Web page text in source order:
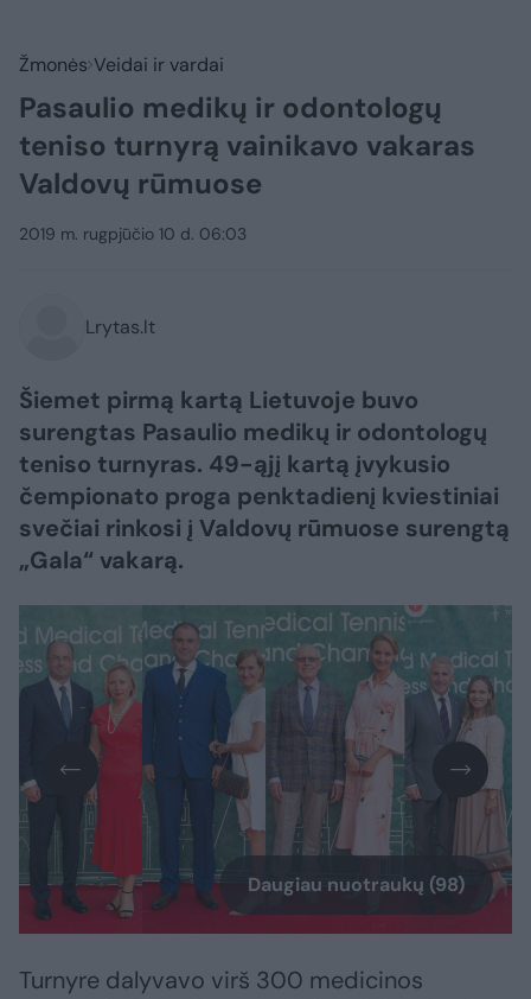
Žmonės Veidai ir vardai
Pasaulio medikų ir odontologų
teniso turnyrą vainikavo vakaras
Valdovų rūmuose
2019 m. rugpjūčio 10 d. 06:03
Lrytas.lt
Šiemet pirmą kartą Lietuvoje buvo
surengtas Pasaulio medikų ir odontologų
teniso turnyras. 49-ąjį kartą įvykusio
čempionato proga penktadienį kviestiniai
svečiai rinkosi į Valdovų rūmuose surengtą
„Gala“ vakarą.
Daugiau nuotraukų (98)
Turnyre dalyvavo virš 300 medicinos